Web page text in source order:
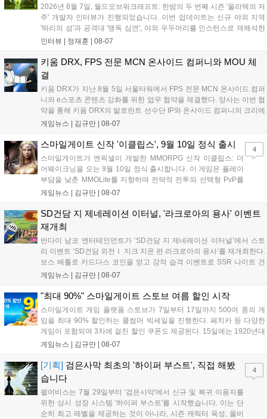
2026년 8월 7일, 월드오브워크래프트: 한밤의 두 번째 시즌 '울라텍의 저
주' 개발자 인터뷰가 진행되었습니다. 이번 업데이트는 신규 야외 지역
'똬리의 섬'과 공격대 '맹독 심연', 야외 우두머리를 인스턴스로 재해석한
'소굴'을 포함합니다. 개발진은 하우징 시스템 개선 및 신화+ 던전 로테이
를 표했습니다....
인터뷰 | 정재훈 08-07
키움 DRX, FPS 전문 MCN 온사이드 컴퍼니와 MOU 체
결
키움 DRX가 지난 8월 5일 서울타워에서 FPS 전문 MCN 온사이드 컴퍼
니와 e스포츠 콘텐츠 강화를 위한 업무 협약을 체결했다. 양사는 이번 협
약을 통해 키움 DRX의 발로란트 선수단 IP와 온사이드 컴퍼니의 크리에
이터 네트워크를 결합하여 정규 및 특별 콘텐츠를 공동 기획한다. 또한
오프라인 연계 프로그램을 순차적으로 선보이며 e스포츠 생태계 확장에
나설 계획이다....
게임뉴스 | 김규만 08-07
스마일게이트 신작 '이클립스', 9월 10일 정식 출시
스마일게이트가 엔픽셀이 개발한 MMORPG 신작 이클립스: 더
어웨이크닝을 오는 9월 10일 정식 출시합니다. 이 게임은 플레이
부담을 낮춘 MMOLite를 지향하며 전략적 전투와 선택형 PvP를
특징으로 합니다. 현재 공식 홈페이지와 앱 마켓에서 사전등록을
니다. 또한 카카오톡 채널 추가 시 주차별 스페셜 쿠폰과 한정 스
킨, 경품 이벤트 등 풍성한 혜택을 마련해 이용자들의 기대를 모
으고 있습니다....
게임뉴스 | 김규만 08-07
4
SD건담 지 제네레이션 이터널, '라크로아의 용사' 이벤트
재개최
반다이 남코 엔터테인먼트가 ‘SD건담 지 제네레이션 이터널’에서 스토
리 이벤트 ‘SD건담 외전Ⅰ 지크 지온 편 라크로아의 용사’를 재개최한다.
보스 배틀로 카드다스 코인을 얻고 강적 습격 이벤트로 SSR 나이트 건
담을 획득할 수 있다. 로그인 보너스로 최대 다이아 3,000개를 지급하며,
원 증정한다. 또한 9월 30일까지 공식 유튜브에서 특별 프로그램을 시청
할 수 있다....
게임뉴스 | 김규만 08-07
"최대 90%" 스마일게이트 스토브 여름 할인 시작
스마일게이트 게임 플랫폼 스토브가 7일부터 17일까지 500여 종의 게
임을 최대 90% 할인하는 쿨썸머 빅세일을 진행한다. 페치카 등 다양한
게임이 포함되며 3차에 걸친 할인 쿠폰도 제공된다. 15일에는 1920년대
경성 배경의 신작 그날의 신문이 출시되며, 15일부터 17일까지는 국내
은 공식 페이지에서 확인 가능하다....
게임뉴스 | 김규만 08-07
[기획] 검은사막 최초의 '하이퍼 부스트', 직접 해봤
습니다
펄어비스는 7월 29일부터 '검은사막'에서 신규 및 복귀 이용자를
위한 상시 성장 시스템 '하이퍼 부스트'를 시작했습니다. 이는 단
순히 최고 레벨을 제공하는 것이 아니라, 시즌 캐릭터 육성, 올비
4